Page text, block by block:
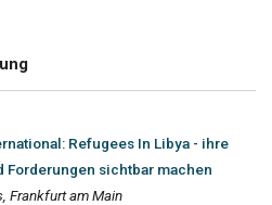
Refugees In Libya - ihre
Forderungen sichtbar machen
Frankfurt am Main